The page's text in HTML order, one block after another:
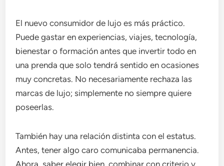
El nuevo consumidor de lujo es más práctico.
Puede gastar en experiencias, viajes, tecnología,
bienestar o formación antes que invertir todo en
una prenda que solo tendrá sentido en ocasiones
muy concretas. No necesariamente rechaza las
marcas de lujo; simplemente no siempre quiere
poseerlas.
También hay una relación distinta con el estatus.
Antes, tener algo caro comunicaba permanencia.